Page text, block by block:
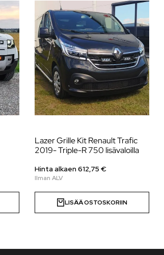
Lazer Grille Kit Renault Trafic
2019- Triple-R 750 lisävaloilla
Hinta alkaen612,75 €
LISÄÄ OSTOSKORIIN